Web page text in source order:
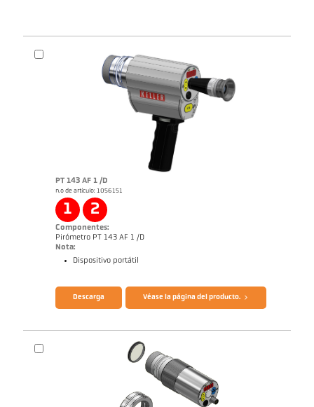
PT 143 AF 1 /D
n.o de artículo: 1056151
1 2
Componentes:
Pirómetro PT 143 AF 1 /D
Nota:
Dispositivo portátil
Cuestionario Pirómetros de radiación
Descarga Véase la página del producto.